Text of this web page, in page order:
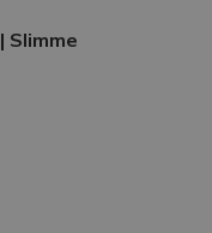
Slimme